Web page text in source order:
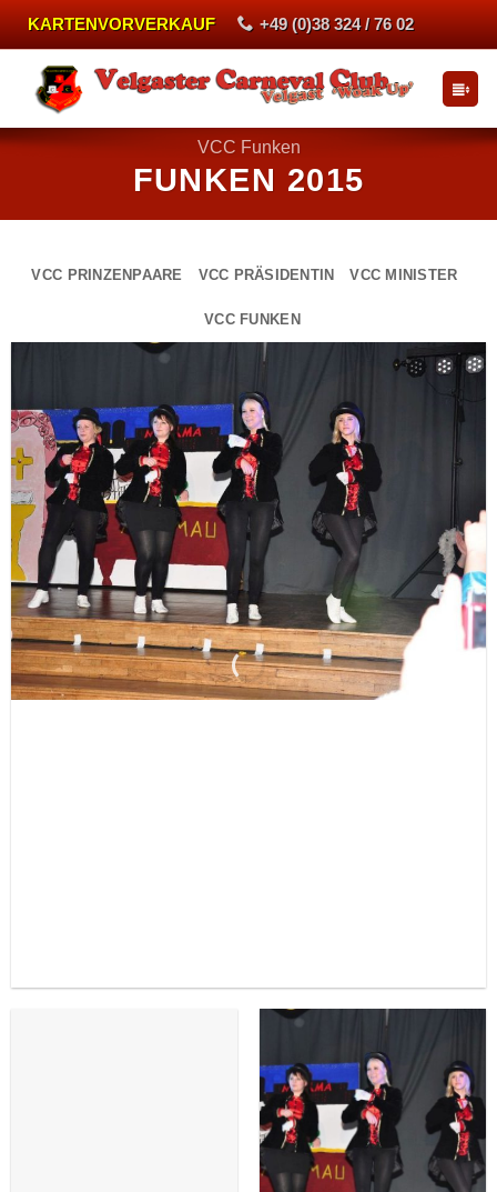
springen
KARTENVORVERKAUF +49 (0)38 324 / 76 02
VCC Funken
FUNKEN 2015
VCC PRINZENPAARE VCC PRÄSIDENTIN VCC MINISTER
VCC FUNKEN